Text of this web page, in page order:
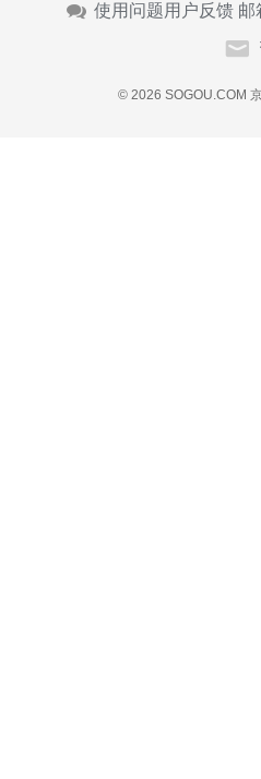
使用问题用户反馈 邮
© 2026 SOGOU.COM